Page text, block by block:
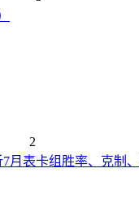
2
7月表卡组胜率、克制